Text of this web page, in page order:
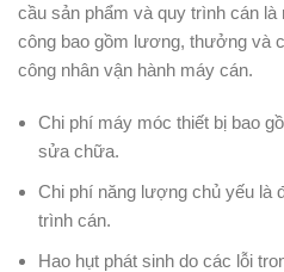
cầu sản phẩm và quy trình cán là
công bao gồm lương, thưởng và
công nhân vận hành máy cán.
Chi phí máy móc thiết bị bao
sửa chữa.
Chi phí năng lượng chủ yếu là
trình cán.
Hao hụt phát sinh do các lỗi